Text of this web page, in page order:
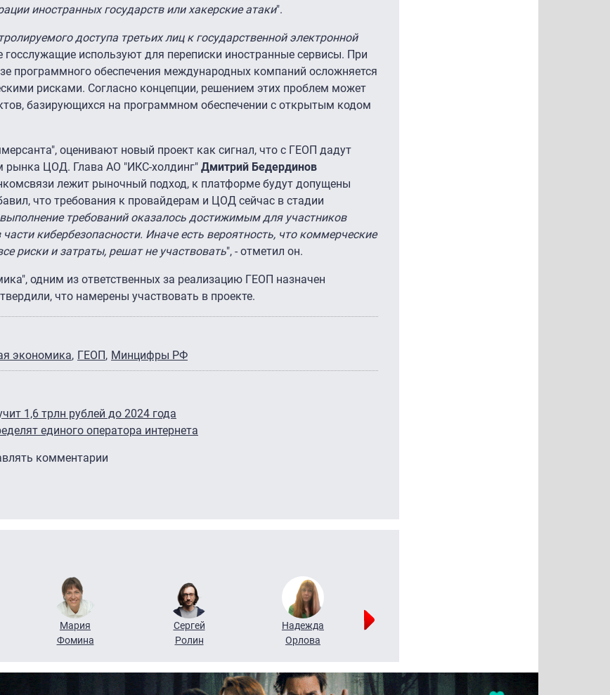
иностранных государств или хакерские атаки".
доступа третьих лиц к государственной электронной
госслужащие используют для переписки иностранные сервисы. При
программного обеспечения международных компаний осложняется
рисками. Согласно концепции, решением этих проблем может
базирующихся на программном обеспечении с открытым кодом
оценивают новый проект как сигнал, что с ГЕОП дадут
рынка ЦОД. Глава АО "ИКС-холдинг" Дмитрий Бедердинов
лежит рыночный подход, к платформе будут допущены
что требования к провайдерам и ЦОД сейчас в стадии
требований оказалось достижимым для участников
кибербезопасности. Иначе есть вероятность, что коммерческие
риски и затраты, решат не участвовать", - отметил он.
одним из ответственных за реализацию ГЕОП назначен
что намерены участвовать в проекте.
экономика ГЕОП Минцифры РФ
1,6 трлн рублей до 2024 года
единого оператора интернета
комментарии
Мария
Фомина
Сергей
Ролин
Надежда
Орлова